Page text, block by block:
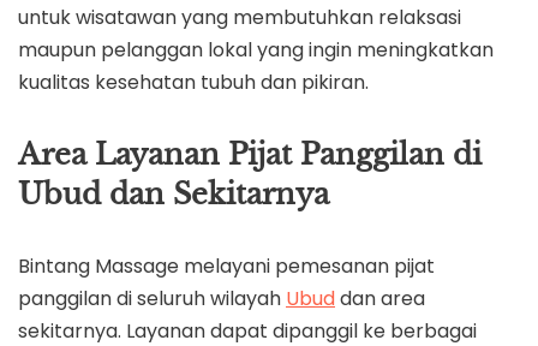
untuk wisatawan yang membutuhkan relaksasi
maupun pelanggan lokal yang ingin meningkatkan
kualitas kesehatan tubuh dan pikiran.
Area Layanan Pijat Panggilan di
Ubud dan Sekitarnya
Bintang Massage melayani pemesanan pijat
panggilan di seluruh wilayah Ubuddan area
sekitarnya. Layanan dapat dipanggil ke berbagai